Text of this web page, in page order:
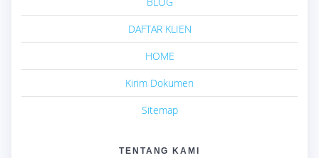
DAFTAR KLIEN
HOME
Kirim Dokumen
Sitemap
TENTANG KAMI